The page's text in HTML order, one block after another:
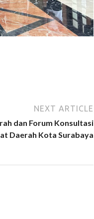
NEXT ARTICLE
dan Forum Konsultasi
Daerah Kota Surabaya